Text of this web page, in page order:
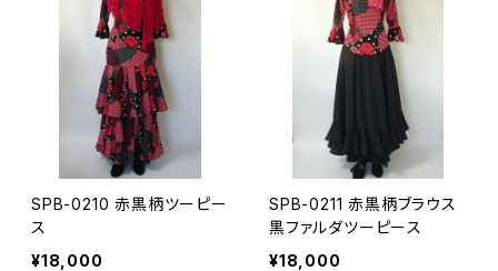
SPB-0210 赤黒柄ツーピー
ス
¥18,000
SPB-0211 赤黒柄ブラウス
黒ファルダツーピース
¥18,000